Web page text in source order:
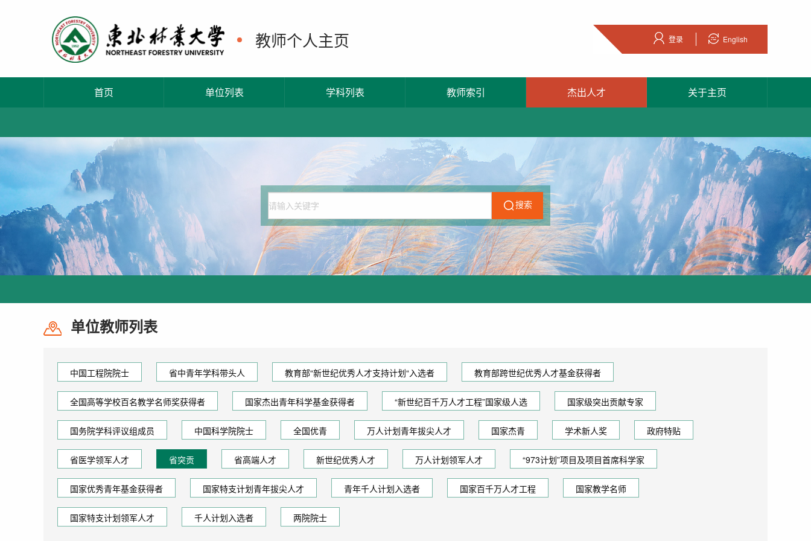
教师个人主页 登录 English
首页 单位列表 学科列表 教师索引 杰出人才 关于主页
搜索
单位教师列表
中国工程院院士 省中青年学科带头人 教育部“新世纪优秀人才支持计划“入选者 教育部跨世纪优秀人才基金获得者
全国高等学校百名教学名师奖获得者 国家杰出青年科学基金获得者 “新世纪百千万人才工程”国家级人选 国家级突出贡献专家
国务院学科评议组成员 中国科学院院士 全国优青 万人计划青年拔尖人才 国家杰青 学术新人奖 政府特贴
省医学领军人才 省突贡 省高端人才 新世纪优秀人才 万人计划领军人才 “973计划”项目及项目首席科学家
国家优秀青年基金获得者 国家特支计划青年拔尖人才 青年千人计划入选者 国家百千万人才工程 国家教学名师
国家特支计划领军人才 千人计划入选者 两院院士